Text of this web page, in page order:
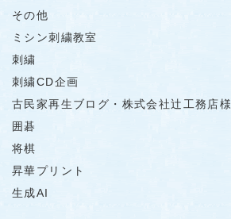
その他
ミシン刺繍教室
刺繍
刺繍CD企画
古民家再生ブログ・株式会社辻工務店様
囲碁
将棋
昇華プリント
生成AI